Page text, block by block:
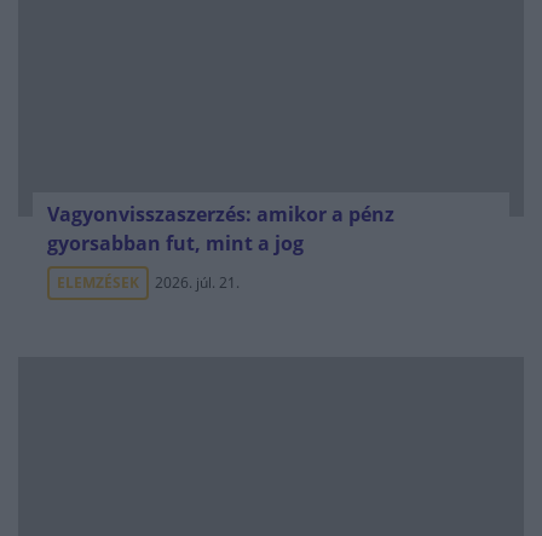
Vagyonvisszaszerzés: amikor a pénz
gyorsabban fut, mint a jog
ELEMZÉSEK 2026. júl. 21.